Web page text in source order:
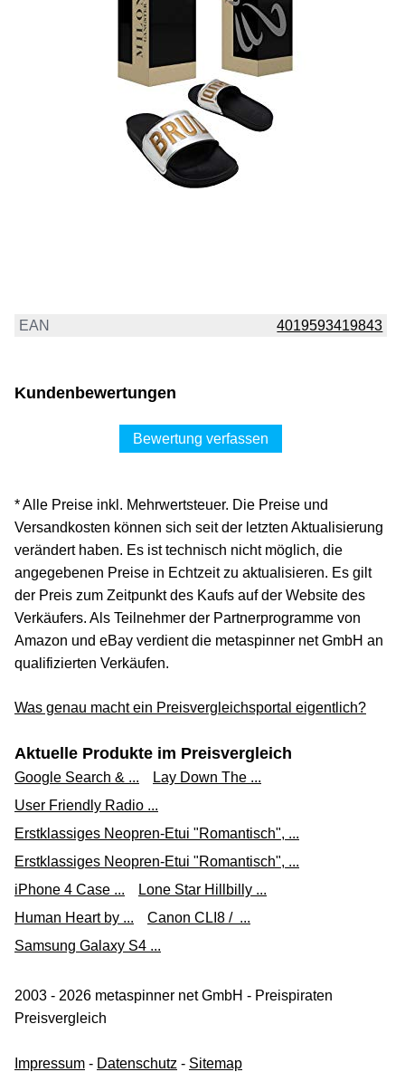
EAN 4019593419843
Kundenbewertungen
Bewertung verfassen
* Alle Preise inkl. Mehrwertsteuer. Die Preise und
Versandkosten können sich seit der letzten Aktualisierung
verändert haben. Es ist technisch nicht möglich, die
angegebenen Preise in Echtzeit zu aktualisieren. Es gilt
der Preis zum Zeitpunkt des Kaufs auf der Website des
Verkäufers. Als Teilnehmer der Partnerprogramme von
Amazon und eBay verdient die metaspinner net GmbH an
qualifizierten Verkäufen.
Was genau macht ein Preisvergleichsportal eigentlich?
Aktuelle Produkte im Preisvergleich
Google Search & ...
Lay Down The ...
User Friendly Radio ...
Erstklassiges Neopren-Etui "Romantisch", ...
Erstklassiges Neopren-Etui "Romantisch", ...
iPhone 4 Case ...
Lone Star Hillbilly ...
Human Heart by ...
Canon CLI8 / ...
Samsung Galaxy S4 ...
2003 - 2026 metaspinner net GmbH - Preispiraten
Preisvergleich
Impressum - Datenschutz - Sitemap